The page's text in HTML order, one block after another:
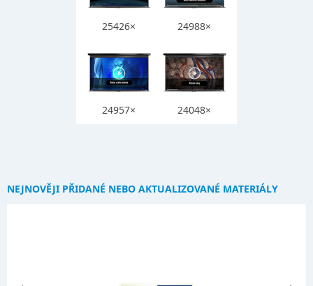
25426× 24988×
24957× 24048×
NEJNOVĚJI PŘIDANÉ NEBO AKTUALIZOVANÉ MATERIÁLY